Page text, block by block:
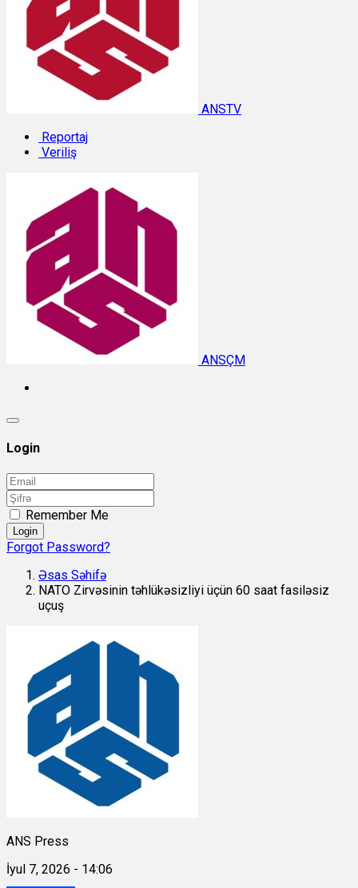
ANSTV
Reportaj
Veriliş
ANSÇM
Login
Remember Me
Login
Forgot Password?
Əsas Səhifə
NATO Zirvəsinin təhlükəsizliyi üçün 60 saat fasiləsiz
uçuş
ANS Press
İyul 7, 2026 - 14:06